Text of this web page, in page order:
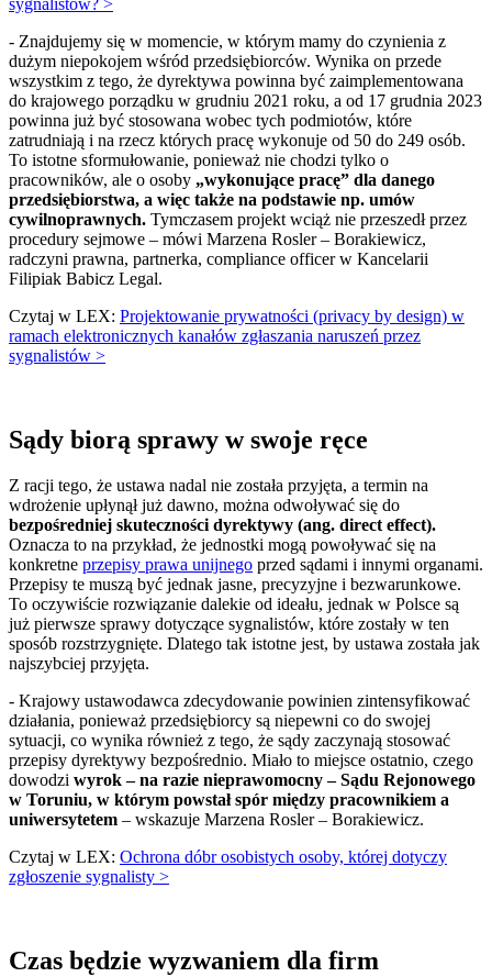
- Znajdujemy się w momencie, w którym mamy do czynienia z
dużym niepokojem wśród przedsiębiorców. Wynika on przede
wszystkim z tego, że dyrektywa powinna być zaimplementowana
do krajowego porządku w grudniu 2021 roku, a od 17 grudnia 2023
powinna już być stosowana wobec tych podmiotów, które
zatrudniają i na rzecz których pracę wykonuje od 50 do 249 osób.
To istotne sformułowanie, ponieważ nie chodzi tylko o
pracowników, ale o osoby „wykonujące pracę” dla danego
przedsiębiorstwa, a więc także na podstawie np. umów
cywilnoprawnych. Tymczasem projekt wciąż nie przeszedł przez
procedury sejmowe – mówi Marzena Rosler – Borakiewicz,
radczyni prawna, partnerka, compliance officer w Kancelarii
Filipiak Babicz Legal.
Czytaj w LEX: Projektowanie prywatności (privacy by design) w
ramach elektronicznych kanałów zgłaszania naruszeń przez
sygnalistów >
Sądy biorą sprawy w swoje ręce
Z racji tego, że ustawa nadal nie została przyjęta, a termin na
wdrożenie upłynął już dawno, można odwoływać się do
bezpośredniej skuteczności dyrektywy (ang. direct effect).
Oznacza to na przykład, że jednostki mogą powoływać się na
konkretne przepisy prawa unijnego przed sądami i innymi organami.
Przepisy te muszą być jednak jasne, precyzyjne i bezwarunkowe.
To oczywiście rozwiązanie dalekie od ideału, jednak w Polsce są
już pierwsze sprawy dotyczące sygnalistów, które zostały w ten
sposób rozstrzygnięte. Dlatego tak istotne jest, by ustawa została jak
najszybciej przyjęta.
- Krajowy ustawodawca zdecydowanie powinien zintensyfikować
działania, ponieważ przedsiębiorcy są niepewni co do swojej
sytuacji, co wynika również z tego, że sądy zaczynają stosować
przepisy dyrektywy bezpośrednio. Miało to miejsce ostatnio, czego
dowodzi wyrok – na razie nieprawomocny – Sądu Rejonowego
w Toruniu, w którym powstał spór między pracownikiem a
uniwersytetem – wskazuje Marzena Rosler – Borakiewicz.
Czytaj w LEX: Ochrona dóbr osobistych osoby, której dotyczy
zgłoszenie sygnalisty >
Czas będzie wyzwaniem dla firm